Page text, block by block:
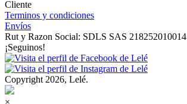
Cliente
Terminos y condiciones
Envíos
Rut y Razon Social: SDLS SAS 218252010014
¡Seguinos!
Copyright 2026, Lelé.
×